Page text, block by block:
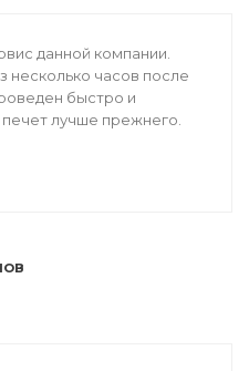
данной компании.
несколько часов после
быстро и
лучше прежнего.